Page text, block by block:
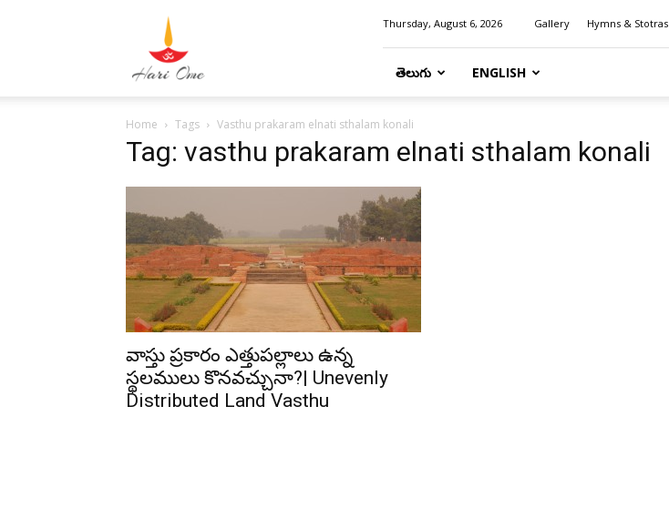
Thursday, August 6, 2026 Gallery Hymns & Stotras
తెలుగు ENGLISH
Home Tags Vasthu prakaram elnati sthalam konali
Tag: vasthu prakaram elnati sthalam konali
వాస్తు ప్రకారం ఎత్తుపల్లాలు ఉన్న
స్థలములు కొనవచ్చునా?| Unevenly
Distributed Land Vasthu